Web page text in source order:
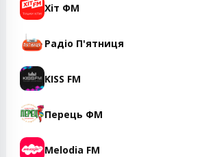
Хіт ФМ
Радіо П'ятниця
KISS FM
Перець ФМ
Melodia FM